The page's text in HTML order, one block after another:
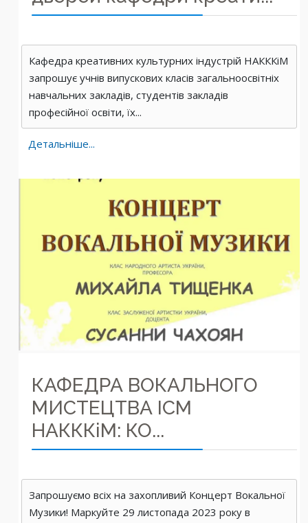
Кафедра креативних культурних індустрій НАКККіМ
запрошує учнів випускових класів загальноосвітніх
навчальних закладів, студентів закладів
професійної освіти, їх...
Детальніше...
КАФЕДРА ВОКАЛЬНОГО
МИСТЕЦТВА ІСМ
НАКККіМ: КО...
Запрошуємо всіх на захопливий Концерт Вокальної
Музики! Маркуйте 29 листопада 2023 року в